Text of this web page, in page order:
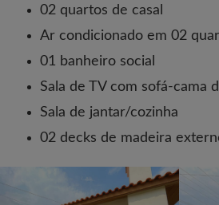
02 quartos de casal
Ar condicionado em 02
01 banheiro social
Sala de TV com sofá-cama
Sala de jantar/cozinha
02 decks de madeira